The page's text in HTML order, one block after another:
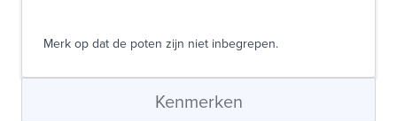
Merk op dat de poten zijn niet inbegrepen.
Kenmerken